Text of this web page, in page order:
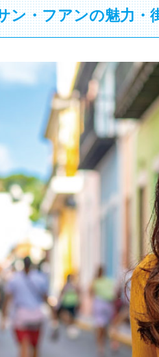
ン・フアンの魅力・